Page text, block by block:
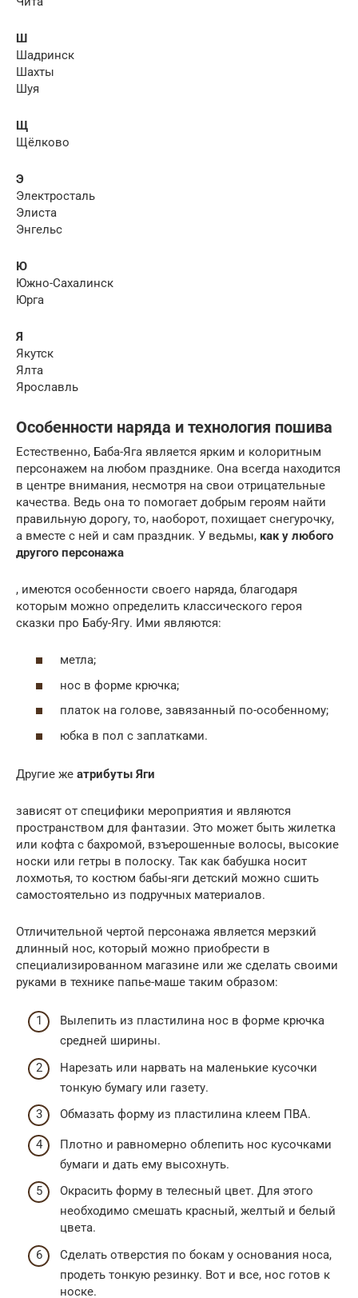
Ш
Шадринск
Шахты
Шуя
Щ
Щёлково
Э
Электросталь
Элиста
Энгельс
Ю
Южно-Сахалинск
Юрга
Я
Якутск
Ялта
Ярославль
Особенности наряда и технология пошива
Естественно, Баба-Яга является ярким и колоритным
персонажем на любом празднике. Она всегда находится
в центре внимания, несмотря на свои отрицательные
качества. Ведь она то помогает добрым героям найти
правильную дорогу, то, наоборот, похищает снегурочку,
а вместе с ней и сам праздник. У ведьмы, как у любого
другого персонажа
, имеются особенности своего наряда, благодаря
которым можно определить классического героя
сказки про Бабу-Ягу. Ими являются:
метла;
нос в форме крючка;
платок на голове, завязанный по-особенному;
юбка в пол с заплатками.
Другие же атрибуты Яги
зависят от специфики мероприятия и являются
пространством для фантазии. Это может быть жилетка
или кофта с бахромой, взъерошенные волосы, высокие
носки или гетры в полоску. Так как бабушка носит
лохмотья, то костюм бабы-яги детский можно сшить
самостоятельно из подручных материалов.
Отличительной чертой персонажа является мерзкий
длинный нос, который можно приобрести в
специализированном магазине или же сделать своими
руками в технике папье-маше таким образом:
Вылепить из пластилина нос в форме крючка
средней ширины.
Нарезать или нарвать на маленькие кусочки
тонкую бумагу или газету.
Обмазать форму из пластилина клеем ПВА.
Плотно и равномерно облепить нос кусочками
бумаги и дать ему высохнуть.
Окрасить форму в телесный цвет. Для этого
необходимо смешать красный, желтый и белый
цвета.
Сделать отверстия по бокам у основания носа,
продеть тонкую резинку. Вот и все, нос готов к
носке.